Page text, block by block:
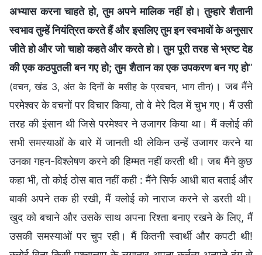
अभ्यास करना चाहते हो, तुम अपने मालिक नहीं हो। तुम्हारे शैतानी
स्वभाव तुम्हें नियंत्रित करते हैं और इसलिए तुम इन स्वभावों के अनुसार
जीते हो और जो चाहो कहते और करते हो। तुम पूरी तरह से भ्रष्ट देह
की एक कठपुतली बन गए हो; तुम शैतान का एक उपकरण बन गए हो”
(वचन, खंड 3, अंत के दिनों के मसीह के प्रवचन, भाग तीन) । जब मैंने
परमेश्वर के वचनों पर विचार किया, तो वे मेरे दिल में चुभ गए। मैं उसी
तरह की इंसान थी जिसे परमेश्वर ने उजागर किया था। मैं क्लोई की
सभी समस्याओं के बारे में जानती थी लेकिन उन्हें उजागर करने या
उनका गहन-विश्लेषण करने की हिम्मत नहीं करती थी। जब मैंने कुछ
कहा भी, तो कोई ठोस बात नहीं कही : मैंने सिर्फ आधी बात बताई और
बाकी अपने तक ही रखी, मैं क्लोई को नाराज करने से डरती थी।
खुद को बचाने और उसके साथ अपना रिश्ता बनाए रखने के लिए, मैं
उसकी समस्याओं पर चुप रही। मैं कितनी स्वार्थी और कपटी थी!